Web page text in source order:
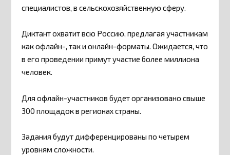
специалистов, в сельскохозяйственную сферу.
Диктант охватит всю Россию, предлагая участникам
как офлайн-, так и онлайн-форматы. Ожидается, что
в его проведении примут участие более миллиона
человек.
Для офлайн-участников будет организовано свыше
300 площадок в регионах страны.
Задания будут дифференцированы по четырем
уровням сложности.